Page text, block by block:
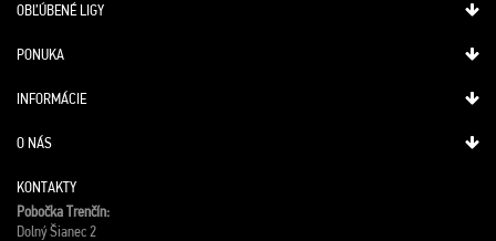
OBĽÚBENÉ LIGY
PONUKA
INFORMÁCIE
O NÁS
KONTAKTY
Pobočka Trenčín:
Dolný Šianec 2